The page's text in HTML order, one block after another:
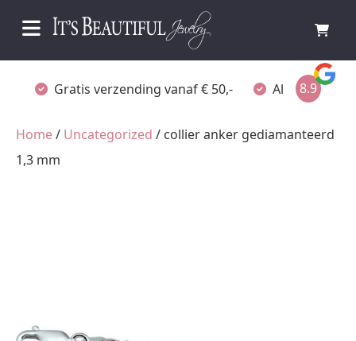
Gratis verzending vanaf € 50,- Altijd verpakt
8.9
Home/ Uncategorized / collier anker gediamanteerd
1,3 mm